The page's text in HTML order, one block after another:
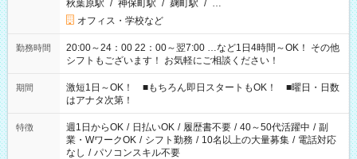
秋葉原駅 / 神保町駅 / 麹町駅 / …
オフィス・学校など
勤務時間
20:00～24：00 22：00～翌7:00 …など1日4時間～OK！ その他
シフトもございます！ お気軽にご相談ください！
期間
激短1日～OK！ ■もちろん即日スタートもOK！ ■曜日・日数
はアナタ次第！
特徴 週1日からOK / 日払いOK / 履歴書不要 / 40～50代活躍中 / 副
業・WワークOK / シフト勤務 / 10名以上の大量募集 / 電話対応
なし / パソコンスキル不要